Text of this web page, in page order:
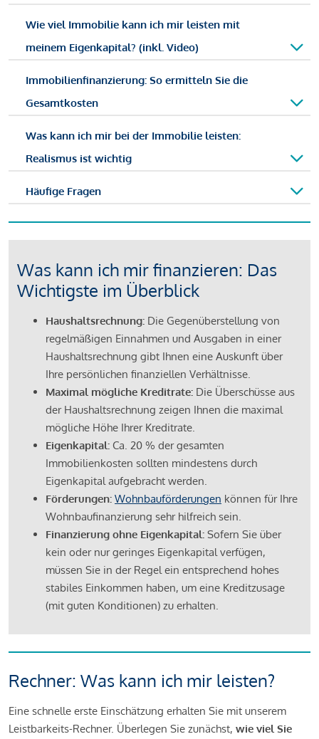
Wie viel Immobilie kann ich mir leisten mit
meinem Eigenkapital? (inkl. Video)
Immobilienfinanzierung: So ermitteln Sie die
Gesamtkosten
Was kann ich mir bei der Immobilie leisten:
Realismus ist wichtig
Häufige Fragen
Was kann ich mir finanzieren: Das
Wichtigste im Überblick
Haushaltsrechnung: Die Gegenüberstellung von
regelmäßigen Einnahmen und Ausgaben in einer
Haushaltsrechnung gibt Ihnen eine Auskunft über
Ihre persönlichen finanziellen Verhältnisse.
Maximal mögliche Kreditrate: Die Überschüsse aus
der Haushaltsrechnung zeigen Ihnen die maximal
mögliche Höhe Ihrer Kreditrate.
Eigenkapital: Ca. 20 % der gesamten
Immobilienkosten sollten mindestens durch
Eigenkapital aufgebracht werden.
Förderungen: Wohnbauförderungen können für Ihre
Wohnbaufinanzierung sehr hilfreich sein.
Finanzierung ohne Eigenkapital: Sofern Sie über
kein oder nur geringes Eigenkapital verfügen,
müssen Sie in der Regel ein entsprechend hohes
stabiles Einkommen haben, um eine Kreditzusage
(mit guten Konditionen) zu erhalten.
Rechner: Was kann ich mir leisten?
Eine schnelle erste Einschätzung erhalten Sie mit unserem
Leistbarkeits-Rechner. Überlegen Sie zunächst, wie viel Sie